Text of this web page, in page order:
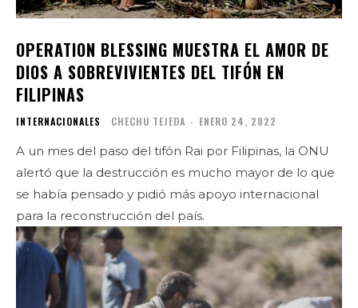
OPERATION BLESSING MUESTRA EL AMOR DE
DIOS A SOBREVIVIENTES DEL TIFÓN EN
FILIPINAS
INTERNACIONALES CHECHU TEJEDA - ENERO 24, 2022
A un mes del paso del tifón Rai por Filipinas, la ONU
alertó que la destrucción es mucho mayor de lo que
se había pensado y pidió más apoyo internacional
para la reconstrucción del país.